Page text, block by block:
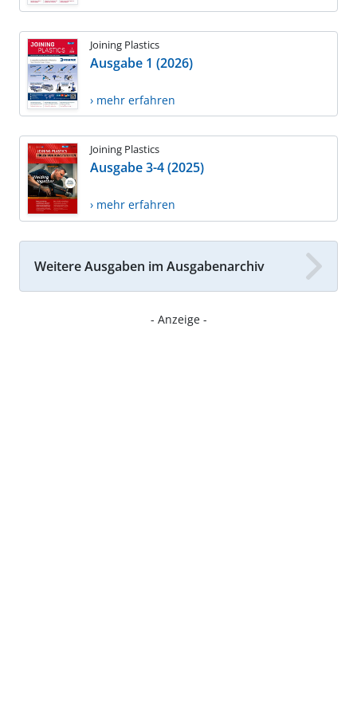
Joining Plastics
Ausgabe 1 (2026)
› mehr erfahren
Joining Plastics
Ausgabe 3-4 (2025)
› mehr erfahren
Weitere Ausgaben im Ausgabenarchiv
- Anzeige -